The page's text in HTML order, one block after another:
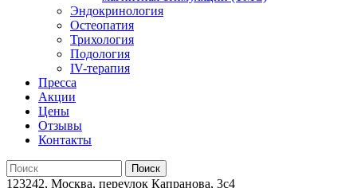
Эндокринология
Остеопатия
Трихология
Подология
IV-терапия
Пресса
Акции
Цены
Отзывы
Контакты
123242, Москва, переулок Капранова, 3с4